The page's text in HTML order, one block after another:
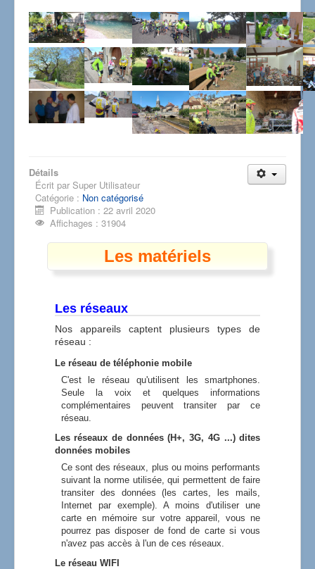
Détails
Écrit par Super Utilisateur
Catégorie : Non catégorisé
Publication : 22 avril 2020
Affichages : 31904
Les matériels
Les réseaux
Nos appareils captent plusieurs types de
réseau :
Le réseau de téléphonie mobile
C'est le réseau qu'utilisent les smartphones.
Seule la voix et quelques informations
complémentaires peuvent transiter par ce
réseau.
Les réseaux de données (H+, 3G, 4G ...) dites
données mobiles
Ce sont des réseaux, plus ou moins performants
suivant la norme utilisée, qui permettent de faire
transiter des données (les cartes, les mails,
Internet par exemple). A moins d'utiliser une
carte en mémoire sur votre appareil, vous ne
pourrez pas disposer de fond de carte si vous
n'avez pas accès à l'un de ces réseaux.
Le réseau WIFI